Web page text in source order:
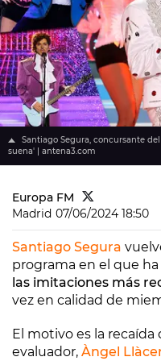
Santiago Segura, concursante
suena' | antena3.com
Europa FM
Madrid 07/06/2024 18:50
Santiago Segura
programa en el que
las imitaciones más
vez en calidad de
El motivo es la
evaluador, Àngel